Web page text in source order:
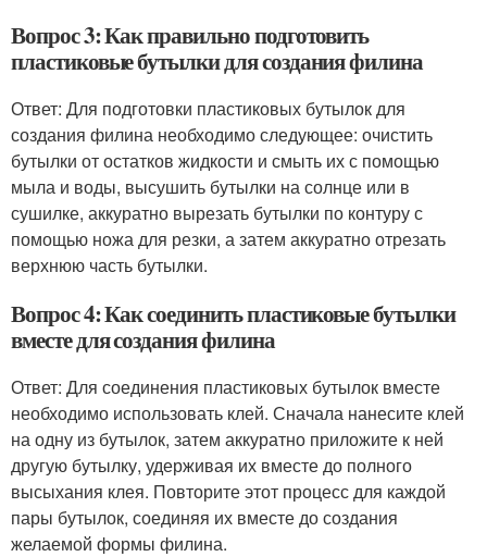
Вопрос 3: Как правильно подготовить
пластиковые бутылки для создания филина
Ответ: Для подготовки пластиковых бутылок для
создания филина необходимо следующее: очистить
бутылки от остатков жидкости и смыть их с помощью
мыла и воды, высушить бутылки на солнце или в
сушилке, аккуратно вырезать бутылки по контуру с
помощью ножа для резки, а затем аккуратно отрезать
верхнюю часть бутылки.
Вопрос 4: Как соединить пластиковые бутылки
вместе для создания филина
Ответ: Для соединения пластиковых бутылок вместе
необходимо использовать клей. Сначала нанесите клей
на одну из бутылок, затем аккуратно приложите к ней
другую бутылку, удерживая их вместе до полного
высыхания клея. Повторите этот процесс для каждой
пары бутылок, соединяя их вместе до создания
желаемой формы филина.